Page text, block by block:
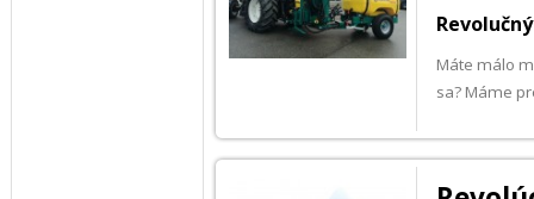
Máte málo
sa? Máme